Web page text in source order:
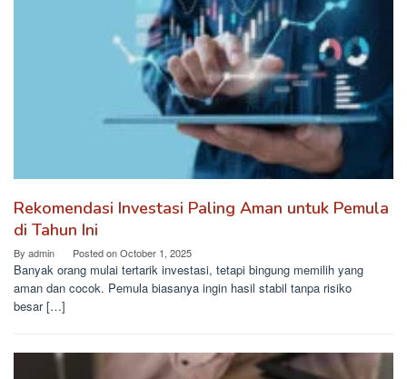
Rekomendasi Investasi Paling Aman untuk Pemula
di Tahun Ini
By admin Posted onOctober 1, 2025
Banyak orang mulai tertarik investasi, tetapi bingung memilih yang
aman dan cocok. Pemula biasanya ingin hasil stabil tanpa risiko
besar […]